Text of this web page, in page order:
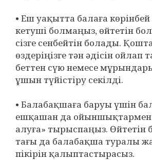
• Еш уақытта балаға
кетуші болмаңыз, өйтетін
сізге сенбейтін болады.
өздеріңізге тән әдісін ойлап
беттен сүю немесе
ұшын түйістіру секілді.
• Балабақшаға баруы үшін
ешқашан да ойыншықтармен
алуға» тырыспаңыз. Өйтетін
тағы да балабақша туралы
пікірін қалыптастырасыз.